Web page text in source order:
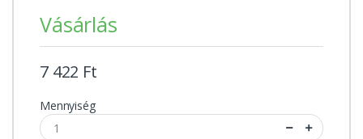
Vásárlás
7 422 Ft
Mennyiség